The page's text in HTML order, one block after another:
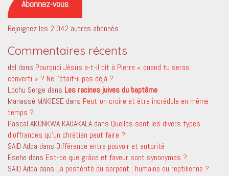
Abonnez-vous
Rejoignez les 2 042 autres abonnés
Commentaires récents
del dans Pourquoi Jésus a-t-il dit à Pierre « quand tu seras
converti » ? Ne l’était-il pas déjà ?
Lochu Serge dans Les racines juives du baptême
Manassé MAKIESE dans Peut-on croire et être incrédule en même
temps ?
Pascal AKONKWA KADAKALA dans Quelles sont les divers types
d’offrandes qu’un chrétien peut faire ?
SAID Adda dans Différence entre pouvoir et autorité
Esehe dans Est-ce que grâce et faveur sont synonymes ?
SAID Adda dans La postérité du serpent ; humaine ou reptilienne ?